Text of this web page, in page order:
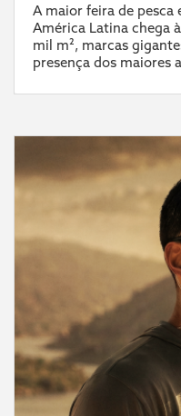
A maior feira de
América Latina chega
mil m², marcas
presença dos maiores